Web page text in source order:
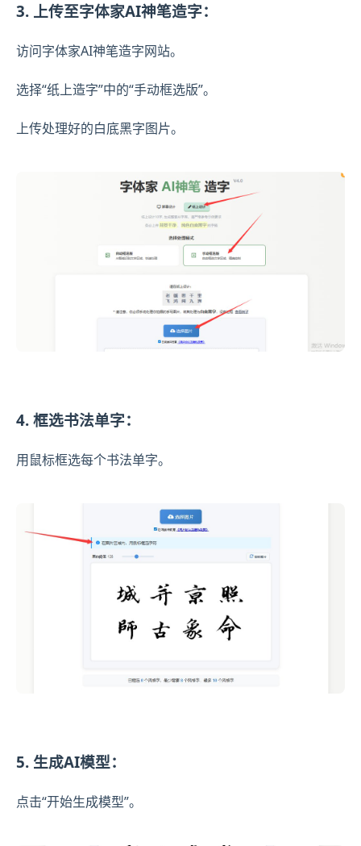
3. 上传至字体家AI神笔造字：
访问字体家AI神笔造字网站。
选择“纸上造字”中的“手动框选版”。
上传处理好的白底黑字图片。
4. 框选书法单字：
用鼠标框选每个书法单字。
5. 生成AI模型：
点击“开始生成模型”。